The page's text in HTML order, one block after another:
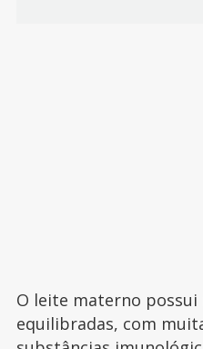
O leite materno
equilibradas, com